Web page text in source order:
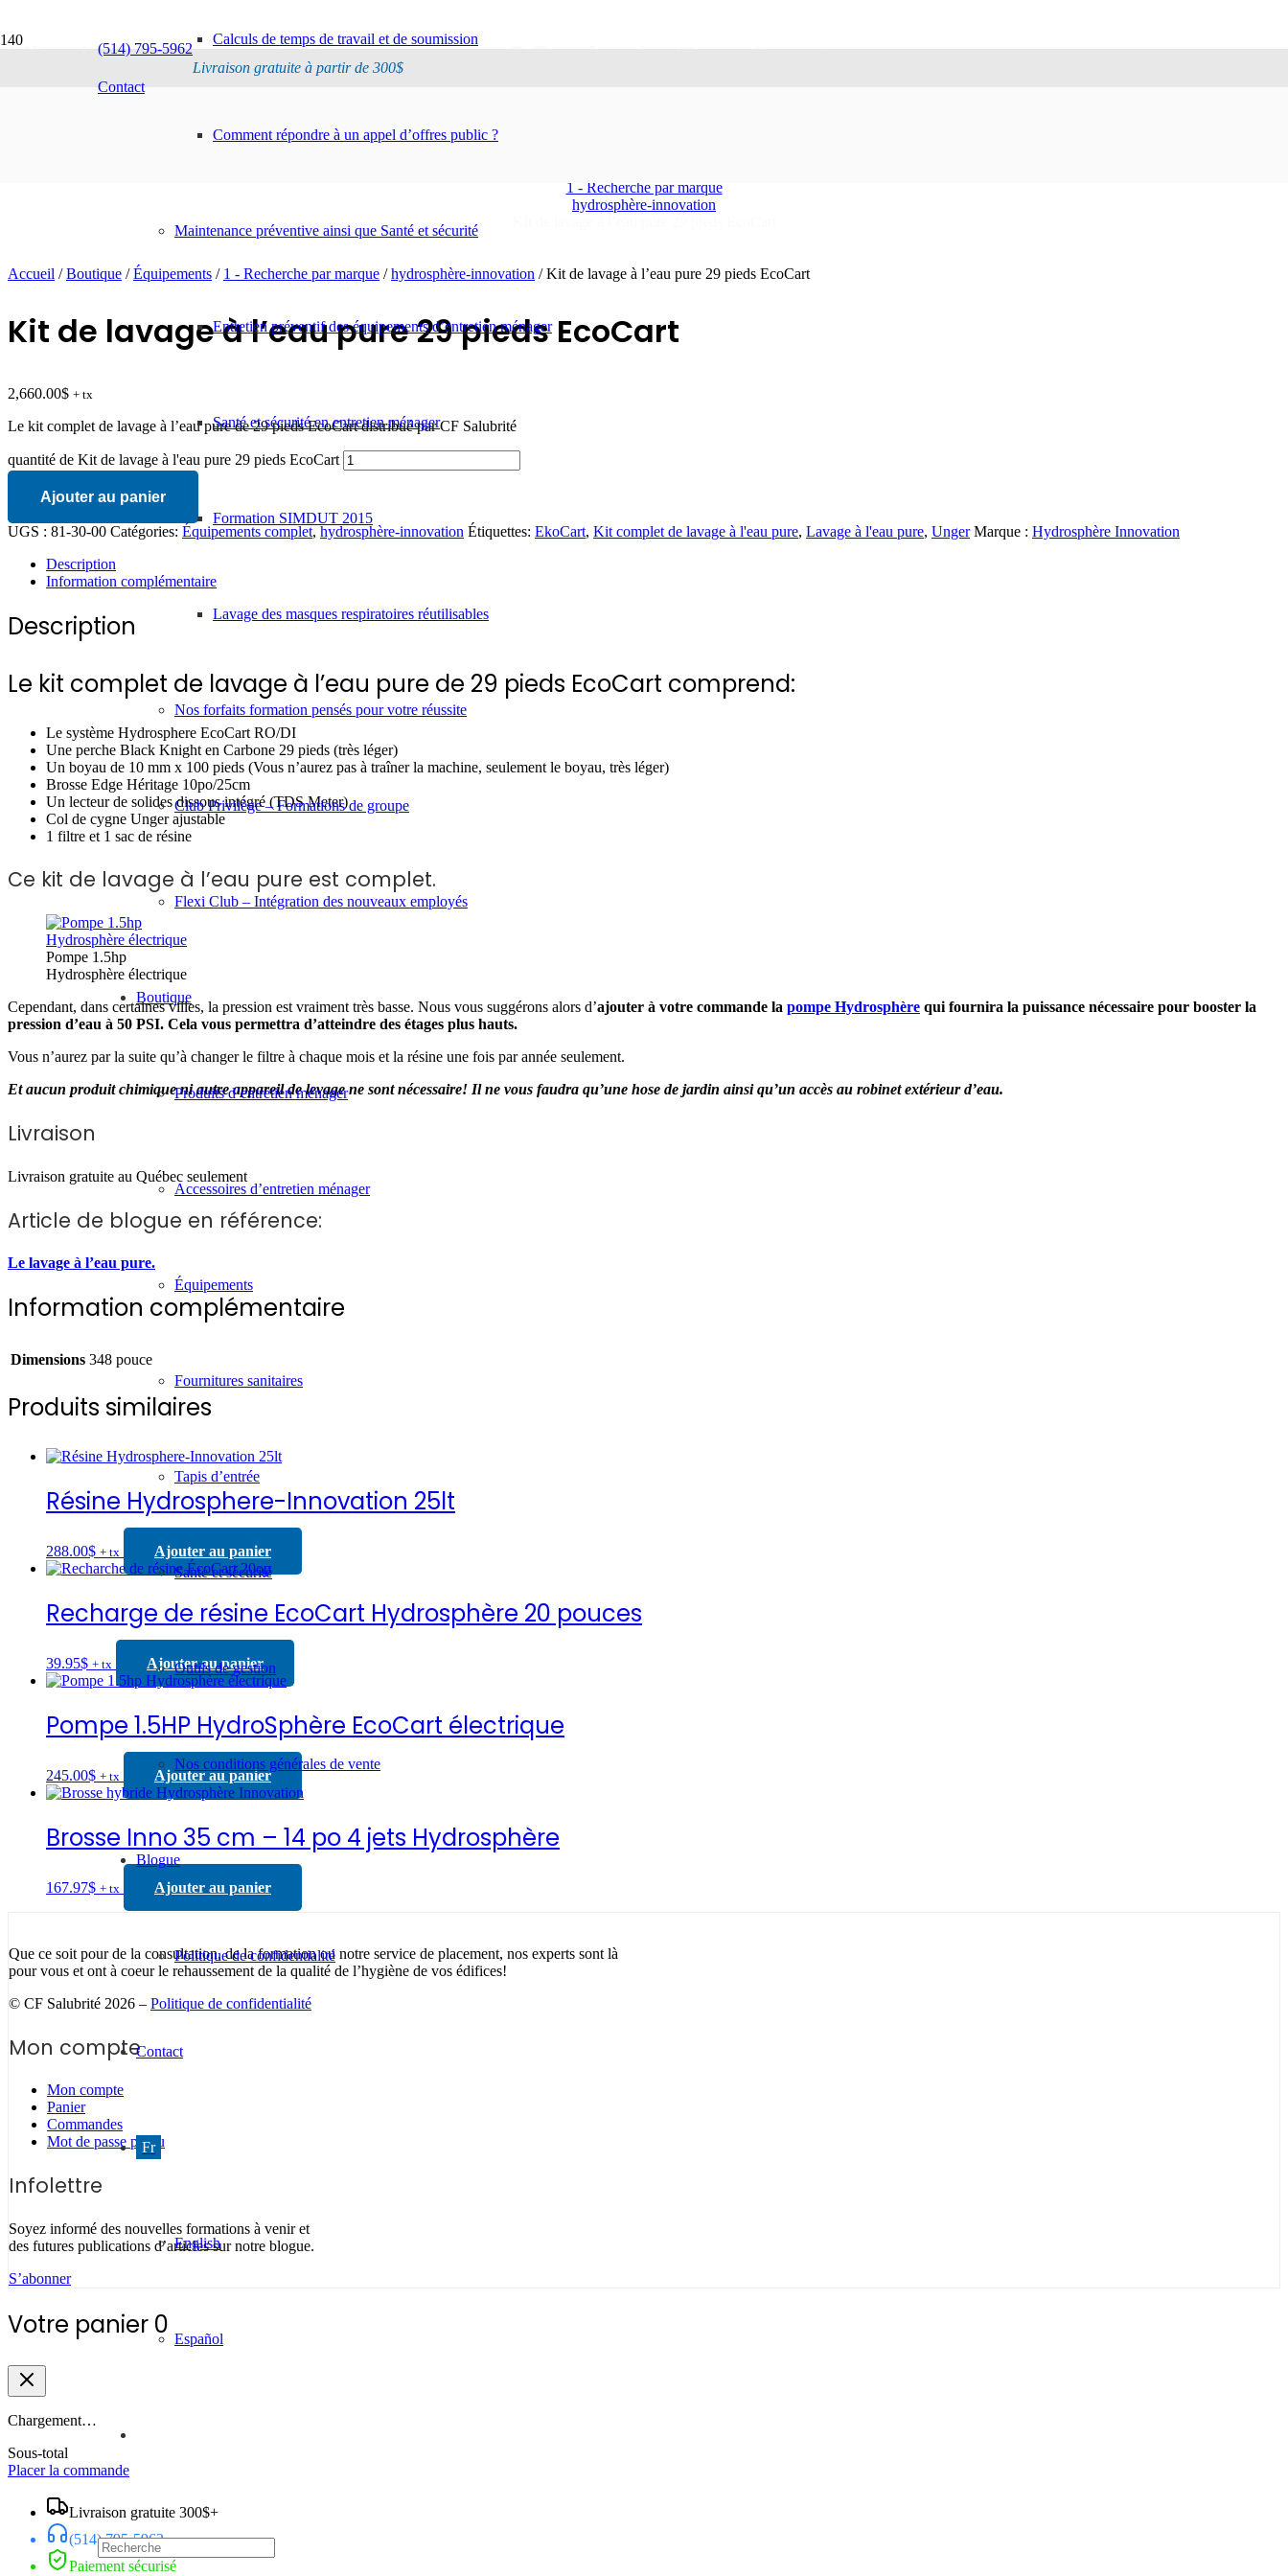
(514) 795-5962
Contact
Livraison gratuite à partir de 300$
Calculs de temps de travail et de soumission
Comment répondre à un appel d’offres public ?
Maintenance préventive ainsi que Santé et sécurité
Entretien préventif des équipements d’entretien ménager
Santé et sécurité en entretien ménager
Formation SIMDUT 2015
Lavage des masques respiratoires réutilisables
Nos forfaits formation pensés pour votre réussite
Club Privilège – Formations de groupe
Flexi Club – Intégration des nouveaux employés
Boutique
Produits d’entretien ménager
Accessoires d’entretien ménager
Équipements
Fournitures sanitaires
Tapis d’entrée
Santé et sécurité
Outils de gestion
Nos conditions générales de vente
Blogue
Politique de confidentialité
Contact
Fr
English
Español
Kit de lavage à l’eau pure 29 pieds EcoCart
1 - Recherche par marque
hydrosphère-innovation
Accueil /Boutique /Équipements / 1 - Recherche par marque /hydrosphère-innovation / Kit de lavage à l’eau pure 29 pieds EcoCart
Kit de lavage à l’eau pure 29 pieds EcoCart
2,660.00$ + tx
Le kit complet de lavage à l’eau pure de 29 pieds EcoCart distribué par CF Salubrité
quantité de Kit de lavage à l'eau pure 29 pieds EcoCart
Ajouter au panier
UGS : 81-30-00 Catégories: Équipements complet, hydrosphère-innovation Étiquettes: EkoCart, Kit complet de lavage à l'eau pure, Lavage à l'eau pure, Unger Marque : Hydrosphère Innovation
Description
Information complémentaire
Description
Le kit complet de lavage à l’eau pure de 29 pieds EcoCart comprend:
Le système Hydrosphere EcoCart RO/DI
Une perche Black Knight en Carbone 29 pieds (très léger)
Un boyau de 10 mm x 100 pieds (Vous n’aurez pas à traîner la machine, seulement le boyau, très léger)
Brosse Edge Héritage 10po/25cm
Un lecteur de solides dissous intégré (TDS Meter)
Col de cygne Unger ajustable
1 filtre et 1 sac de résine
Ce kit de lavage à l’eau pure est complet.
Pompe 1.5hp
Hydrosphère électrique
Cependant, dans certaines villes, la pression est vraiment très basse. Nous vous suggérons alors d’ajouter à votre commande la pompe Hydrosphère qui fournira la puissance nécessaire pour booster la
pression d’eau à 50 PSI. Cela vous permettra d’atteindre des étages plus hauts.
Vous n’aurez par la suite qu’à changer le filtre à chaque mois et la résine une fois par année seulement.
Et aucun produit chimique ni autre appareil de levage ne sont nécessaire! Il ne vous faudra qu’une hose de jardin ainsi qu’un accès au robinet extérieur d’eau.
Livraison
Livraison gratuite au Québec seulement
Article de blogue en référence:
Le lavage à l’eau pure.
Information complémentaire
Dimensions 348 pouce
Produits similaires
Résine Hydrosphere-Innovation 25lt
288.00$ + tx Ajouter au panier
Recharge de résine EcoCart Hydrosphère 20 pouces
39.95$ + tx Ajouter au panier
Pompe 1.5HP HydroSphère EcoCart électrique
245.00$ + tx Ajouter au panier
Brosse Inno 35 cm – 14 po 4 jets Hydrosphère
167.97$ + tx Ajouter au panier
Que ce soit pour de la consultation, de la formation ou notre service de placement, nos experts sont là
pour vous et ont à coeur le rehaussement de la qualité de l’hygiène de vos édifices!
© CF Salubrité 2026 – Politique de confidentialité
Mon compte
Mon compte
Panier
Commandes
Mot de passe perdu
Infolettre
Soyez informé des nouvelles formations à venir et
des futures publications d’articles sur notre blogue.
S’abonner
Votre panier 0
Chargement…
Sous-total
Placer la commande
Livraison gratuite 300$+
(514) 795-5962
Paiement sécurisé